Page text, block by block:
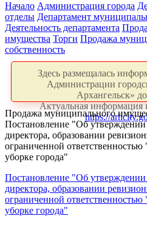
Начало Администрация города
отделы Департамент
Деятельность департамента
имущества Торги Продажа
собственность
Здесь размещалась
Администрации
Архангельск»
Актуальная информация
https://
Продажа муниципального
Постановление "Об утверждении
директора, образовании
ограниченной ответственностью
уборке города"
Постановление "Об утверждении
директора, образовании
ограниченной ответственностью
уборке города"